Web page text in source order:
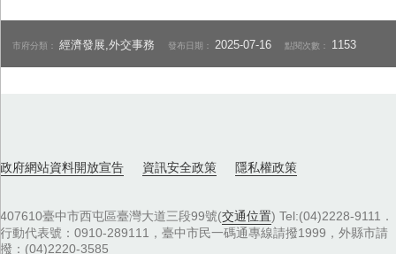
市府分類：經濟發展,外交事務 發布日期：2025-07-16 點閱次數： 1153
政府網站資料開放宣告 資訊安全政策 隱私權政策
407610臺中市西屯區臺灣大道三段99號(交通位置) Tel:(04)2228-9111．
行動代表號：0910-289111，臺中市民一碼通專線請撥1999，外縣市請
撥：(04)2220-3585